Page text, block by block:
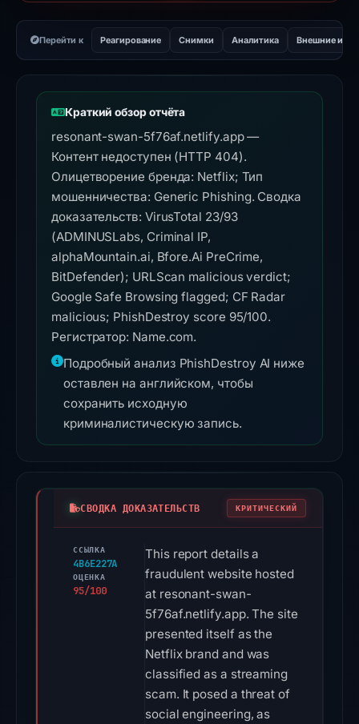
Перейти к Реагирование Снимки Аналитика Внешние
Краткий обзор отчёта
resonant-swan-5f76af.netlify.app —
Контент недоступен (HTTP 404).
Олицетворение бренда: Netflix; Тип
мошенничества: Generic Phishing. Сводка
доказательств: VirusTotal 23/93
(ADMINUSLabs, Criminal IP,
alphaMountain.ai, Bfore.Ai PreCrime,
BitDefender); URLScan malicious verdict;
Google Safe Browsing flagged; CF Radar
malicious; PhishDestroy score 95/100.
Регистратор: Name.com.
Подробный анализ PhishDestroy AI ниже
оставлен на английском, чтобы
сохранить исходную
криминалистическую запись.
СВОДКА ДОКАЗАТЕЛЬСТВ КРИТИЧЕСКИЙ
ССЫЛКА
4B6E227A
ОЦЕНКА
95/100
This report details a
fraudulent website hosted
at resonant-swan-
5f76af.netlify.app. The site
presented itself as the
Netflix brand and was
classified as a streaming
scam. It posed a threat of
social engineering, as